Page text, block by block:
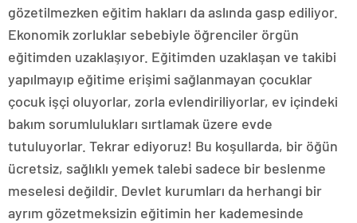
gözetilmezken eğitim hakları da aslında gasp ediliyor.
Ekonomik zorluklar sebebiyle öğrenciler örgün
eğitimden uzaklaşıyor. Eğitimden uzaklaşan ve takibi
yapılmayıp eğitime erişimi sağlanmayan çocuklar
çocuk işçi oluyorlar, zorla evlendiriliyorlar, ev içindeki
bakım sorumlulukları sırtlamak üzere evde
tutuluyorlar. Tekrar ediyoruz! Bu koşullarda, bir öğün
ücretsiz, sağlıklı yemek talebi sadece bir beslenme
meselesi değildir. Devlet kurumları da herhangi bir
ayrım gözetmeksizin eğitimin her kademesinde